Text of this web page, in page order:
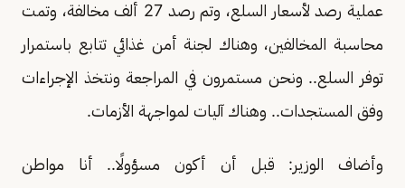
عملية رصد لأسعار السلع، وتم رصد 27 ألف مخالفة، وتمت
محاسبة المخالفين، وهناك لجنة أمن غذائي تتابع باستمرار
توفر السلع.. ونحن مستمرون في المراجعة ونتخذ الإجراءات
وفق المستجدات.. وهناك آليات لمواجهة الأزمات.
وأضاف الوزير: قبل أن أكون مسؤولًا.. أنا مواطن